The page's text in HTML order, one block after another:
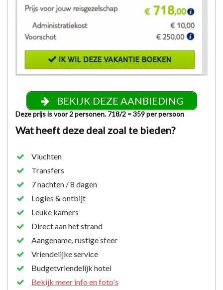
BEKIJK DEZE AANBIEDING
Deze prijs is voor 2 personen. 718/2 = 359 per persoon
Wat heeft deze deal zoal te bieden?
Vluchten
Transfers
7 nachten / 8 dagen
Logies & ontbijt
Leuke kamers
Direct aan het strand
Aangename, rustige sfeer
Vriendelijke service
Budgetvriendelijk hotel
Bekijk meer info en foto's